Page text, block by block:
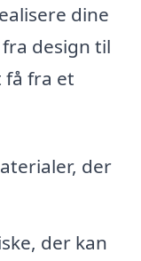
dine
design til
få fra et
der
der kan